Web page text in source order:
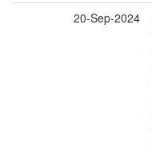
20-Sep-2024